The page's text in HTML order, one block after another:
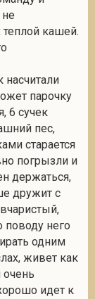
кашей.
насчитали
парочку
6 сучек
пес,
старается
погрызли и
держаться,
дружит с
него
одним
живет как
идет к